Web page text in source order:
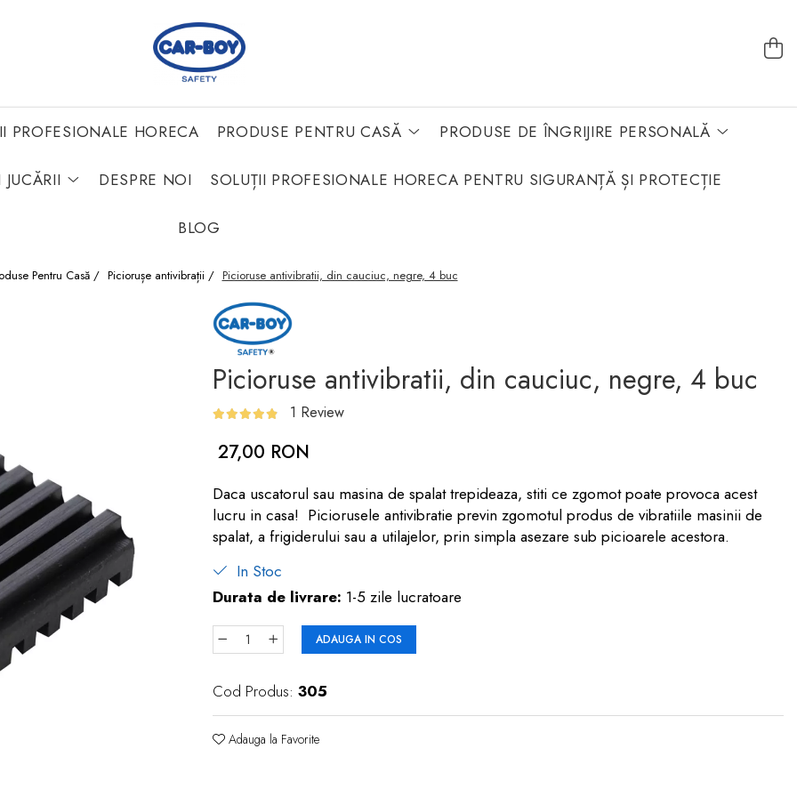
PROFESIONALE HORECA PRODUSE PENTRU CASĂ PRODUSE DE ÎNGRIJIRE PERSONALĂ
JUCĂRII DESPRE NOI SOLUȚII PROFESIONALE HORECA PENTRU SIGURANȚĂ ȘI PROTECȚIE
BLOG
Pentru Casă / Piciorușe antivibrații / Picioruse antivibratii, din cauciuc, negre, 4 buc
Picioruse antivibratii, din cauciuc, negre, 4 buc
1 Review
27,00 RON
Daca uscatorul sau masina de spalat trepideaza, stiti ce zgomot poate provoca acest
lucru in casa! Piciorusele antivibratie previn zgomotul produs de vibratiile masinii de
spalat, a frigiderului sau a utilajelor, prin simpla asezare sub picioarele acestora.
In Stoc
Durata de livrare: 1-5 zile lucratoare
ADAUGA IN COS
Cod Produs: 305
Adauga la Favorite